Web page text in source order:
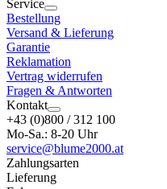
Service
Bestellung
Versand & Lieferung
Garantie
Reklamation
Vertrag widerrufen
Fragen & Antworten
Kontakt
+43 (0)800 / 312 100
Mo-Sa.: 8-20 Uhr
service@blume2000.at
Zahlungsarten
Lieferung